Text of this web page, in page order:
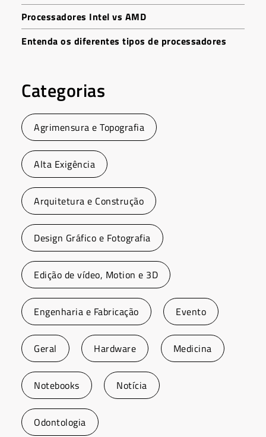
Processadores Intel vs AMD
Entenda os diferentes tipos de processadores
Categorias
Agrimensura e Topografia
Alta Exigência
Arquitetura e Construção
Design Gráfico e Fotografia
Edição de vídeo, Motion e 3D
Engenharia e Fabricação Evento
Geral Hardware Medicina
Notebooks Notícia
Odontologia